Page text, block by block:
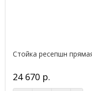
Стойка ресепшн
24 670 р.